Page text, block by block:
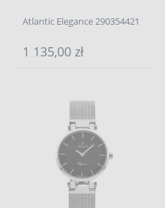
Atlantic Elegance 290354421
1 135,00 zł